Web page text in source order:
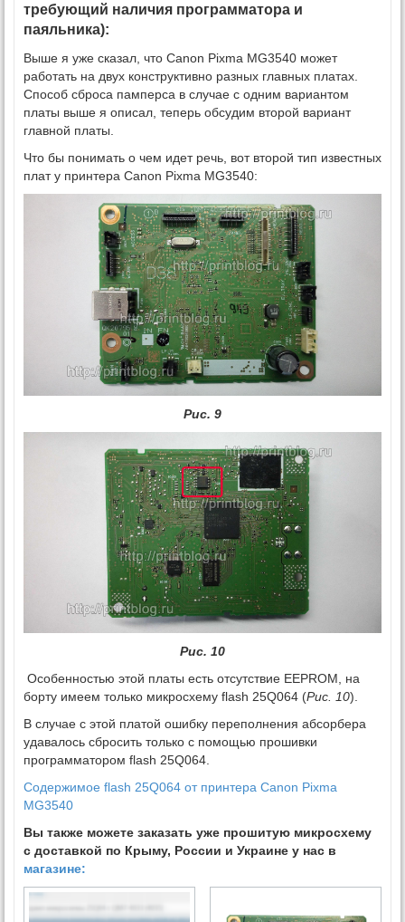
требующий наличия программатора и
паяльника):
Выше я уже сказал, что Canon Pixma MG3540 может
работать на двух конструктивно разных главных платах.
Способ сброса памперса в случае с одним вариантом
платы выше я описал, теперь обсудим второй вариант
главной платы.
Что бы понимать о чем идет речь, вот второй тип известных
плат у принтера Canon Pixma MG3540:
Рис. 9
Рис. 10
Особенностью этой платы есть отсутствие EEPROM, на
борту имеем только микросхему flash 25Q064 (Рис. 10).
В случае с этой платой ошибку переполнения абсорбера
удавалось сбросить только с помощью прошивки
программатором flash 25Q064.
Содержимое flash 25Q064 от принтера Canon Pixma
MG3540
Вы также можете заказать уже прошитую микросхему
с доставкой по Крыму, России и Украине у нас в
магазине: